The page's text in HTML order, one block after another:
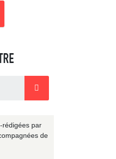
rédigées par
de